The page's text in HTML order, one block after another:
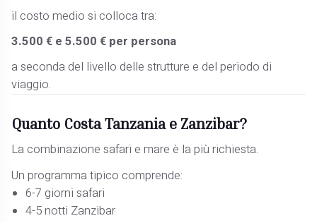
il costo medio si colloca tra:
3.500 € e 5.500 € per persona
a seconda del livello delle strutture e del periodo di
viaggio.
Quanto Costa Tanzania e Zanzibar?
La combinazione safari e mare è la più richiesta.
Un programma tipico comprende:
6-7 giorni safari
4-5 notti Zanzibar